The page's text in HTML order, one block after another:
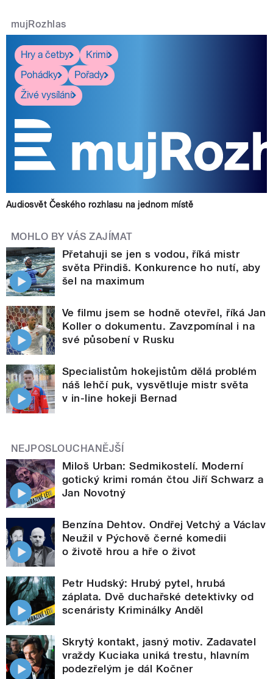
mujRozhlas
Hry a četby
Krimi
Pohádky
Pořady
Živé vysílání
Audiosvět Českého rozhlasu na jednom místě
MOHLO BY VÁS ZAJÍMAT
Přetahuji se jen s vodou, říká mistr
světa Přindiš. Konkurence ho nutí, aby
šel na maximum
Ve filmu jsem se hodně otevřel, říká Jan
Koller o dokumentu. Zavzpomínal i na
své působení v Rusku
Specialistům hokejistům dělá problém
náš lehčí puk, vysvětluje mistr světa
v in-line hokeji Bernad
NEJPOSLOUCHANĚJŠÍ
Miloš Urban: Sedmikostelí. Moderní
gotický krimi román čtou Jiří Schwarz a
Jan Novotný
Benzína Dehtov. Ondřej Vetchý a Václav
Neužil v Pýchově černé komedii
o životě hrou a hře o život
Petr Hudský: Hrubý pytel, hrubá
záplata. Dvě duchařské detektivky od
scenáristy Kriminálky Anděl
Skrytý kontakt, jasný motiv. Zadavatel
vraždy Kuciaka uniká trestu, hlavním
podezřelým je dál Kočner